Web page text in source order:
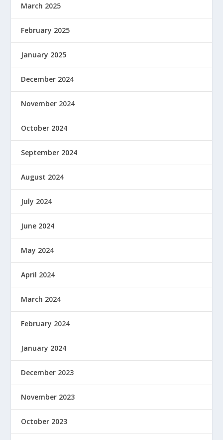
March 2025
February 2025
January 2025
December 2024
November 2024
October 2024
September 2024
August 2024
July 2024
June 2024
May 2024
April 2024
March 2024
February 2024
January 2024
December 2023
November 2023
October 2023